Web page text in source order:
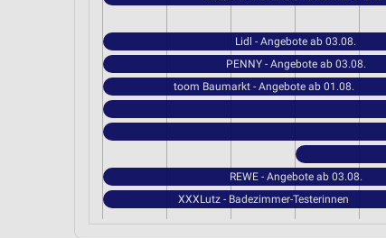
Lidl - Angebote ab 03.08.
PENNY - Angebote ab 03.08.
toom Baumarkt - Angebote ab 01.08.
REWE - Angebote ab 03.08.
XXXLutz - Badezimmer-Testerinnen